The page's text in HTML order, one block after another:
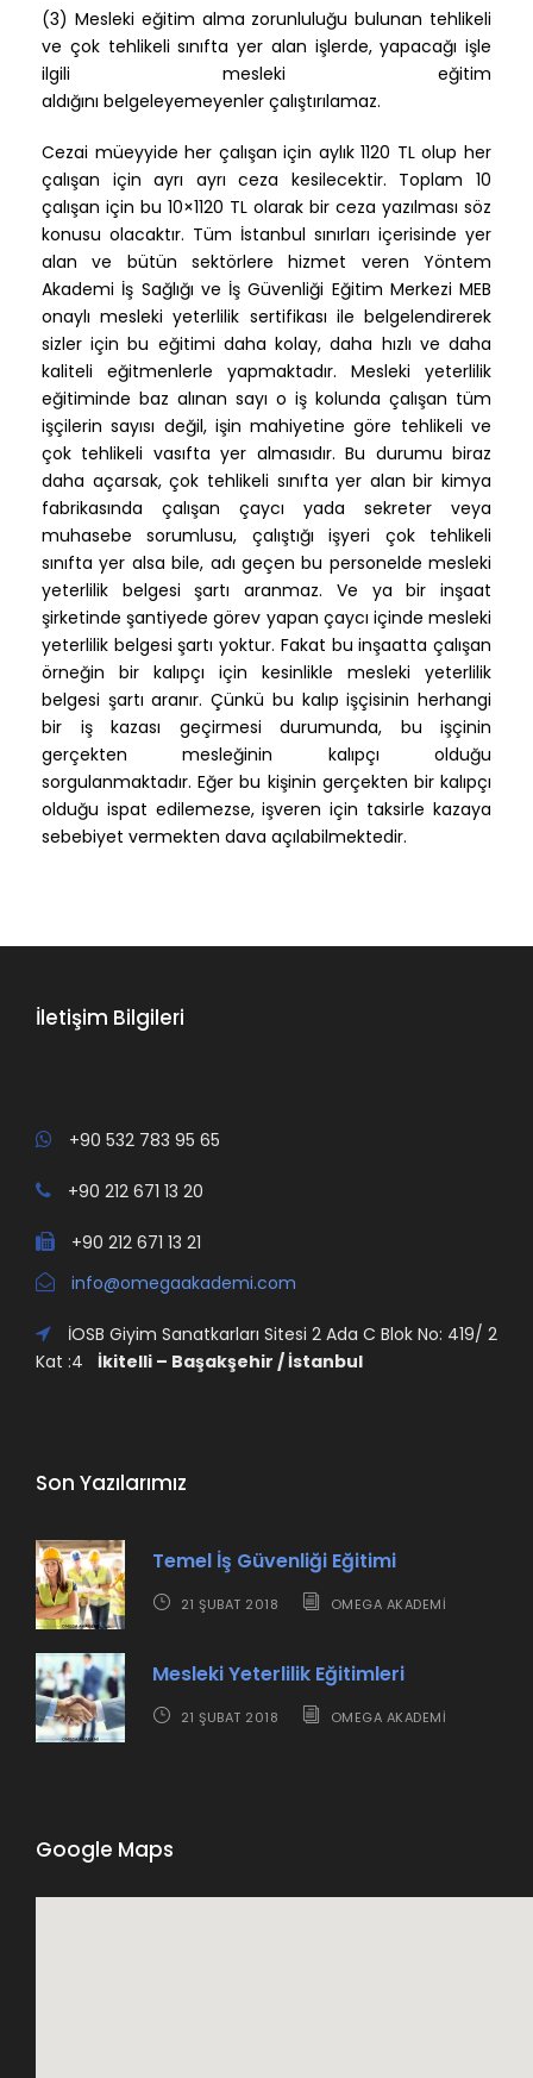
(3) Mesleki eğitim alma zorunluluğu bulunan tehlikeli
ve çok tehlikeli sınıfta yer alan işlerde, yapacağı işle
ilgili mesleki eğitim
aldığını belgeleyemeyenler çalıştırılamaz.
Cezai müeyyide her çalışan için aylık 1120 TL olup her
çalışan için ayrı ayrı ceza kesilecektir. Toplam 10
çalışan için bu 10×1120 TL olarak bir ceza yazılması söz
konusu olacaktır. Tüm İstanbul sınırları içerisinde yer
alan ve bütün sektörlere hizmet veren Yöntem
Akademi İş Sağlığı ve İş Güvenliği Eğitim Merkezi MEB
onaylı mesleki yeterlilik sertifikası ile belgelendirerek
sizler için bu eğitimi daha kolay, daha hızlı ve daha
kaliteli eğitmenlerle yapmaktadır. Mesleki yeterlilik
eğitiminde baz alınan sayı o iş kolunda çalışan tüm
işçilerin sayısı değil, işin mahiyetine göre tehlikeli ve
çok tehlikeli vasıfta yer almasıdır. Bu durumu biraz
daha açarsak, çok tehlikeli sınıfta yer alan bir kimya
fabrikasında çalışan çaycı yada sekreter veya
muhasebe sorumlusu, çalıştığı işyeri çok tehlikeli
sınıfta yer alsa bile, adı geçen bu personelde mesleki
yeterlilik belgesi şartı aranmaz. Ve ya bir inşaat
şirketinde şantiyede görev yapan çaycı içinde mesleki
yeterlilik belgesi şartı yoktur. Fakat bu inşaatta çalışan
örneğin bir kalıpçı için kesinlikle mesleki yeterlilik
belgesi şartı aranır. Çünkü bu kalıp işçisinin herhangi
bir iş kazası geçirmesi durumunda, bu işçinin
gerçekten mesleğinin kalıpçı olduğu
sorgulanmaktadır. Eğer bu kişinin gerçekten bir kalıpçı
olduğu ispat edilemezse, işveren için taksirle kazaya
sebebiyet vermekten dava açılabilmektedir.
İletişim Bilgileri
+90 532 783 95 65
+90 212 671 13 20
+90 212 671 13 21
info@omegaakademi.com
İOSB Giyim Sanatkarları Sitesi 2 Ada C Blok No: 419/ 2
Kat :4 İkitelli – Başakşehir / İstanbul
Son Yazılarımız
Temel İş Güvenliği Eğitimi
21 ŞUBAT 2018 OMEGA AKADEMI
Mesleki Yeterlilik Eğitimleri
21 ŞUBAT 2018 OMEGA AKADEMI
Google Maps